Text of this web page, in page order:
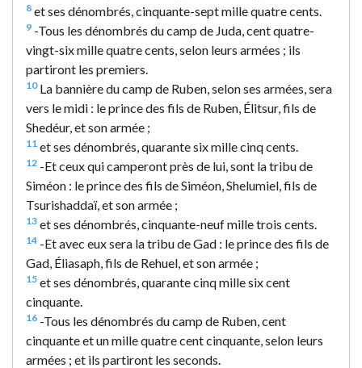
8 et ses dénombrés, cinquante-sept mille quatre cents.
9 -Tous les dénombrés du camp de Juda, cent quatre-
vingt-six mille quatre cents, selon leurs armées ; ils
partiront les premiers.
10La bannière du camp de Ruben, selon ses armées, sera
vers le midi : le prince des fils de Ruben, Élitsur, fils de
Shedéur, et son armée ;
11 et ses dénombrés, quarante six mille cinq cents.
12 -Et ceux qui camperont près de lui, sont la tribu de
Siméon : le prince des fils de Siméon, Shelumiel, fils de
Tsurishaddaï, et son armée ;
13 et ses dénombrés, cinquante-neuf mille trois cents.
14 -Et avec eux sera la tribu de Gad : le prince des fils de
Gad, Éliasaph, fils de Rehuel, et son armée ;
15 et ses dénombrés, quarante cinq mille six cent
cinquante.
16 -Tous les dénombrés du camp de Ruben, cent
cinquante et un mille quatre cent cinquante, selon leurs
armées ; et ils partiront les seconds.